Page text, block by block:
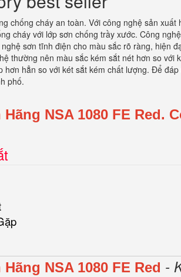
chống cháy an toàn. Với công nghệ sản
cháy với lớp sơn chống trầy xước. Công
sơn tĩnh điện cho màu sắc rõ ràng, hiện
thường nên màu sắc kém sắt nét hơn so
hẳn so với két sắt kém chất lượng. Để
phố.
NSA 1080 FE Red.
NSA 1080 FE Red -